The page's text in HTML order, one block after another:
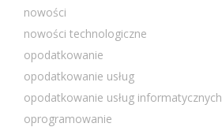
nowości
nowości technologiczne
opodatkowanie
opodatkowanie usług
opodatkowanie usług informatycznych
oprogramowanie